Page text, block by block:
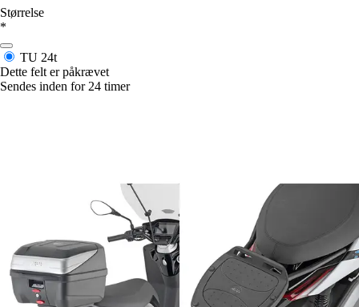
Størrelse
*
TU 24t
Dette felt er påkrævet
Sendes inden for 24 timer